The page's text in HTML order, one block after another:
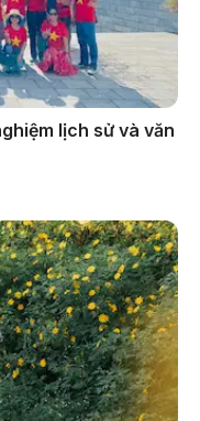
lịch sử và văn